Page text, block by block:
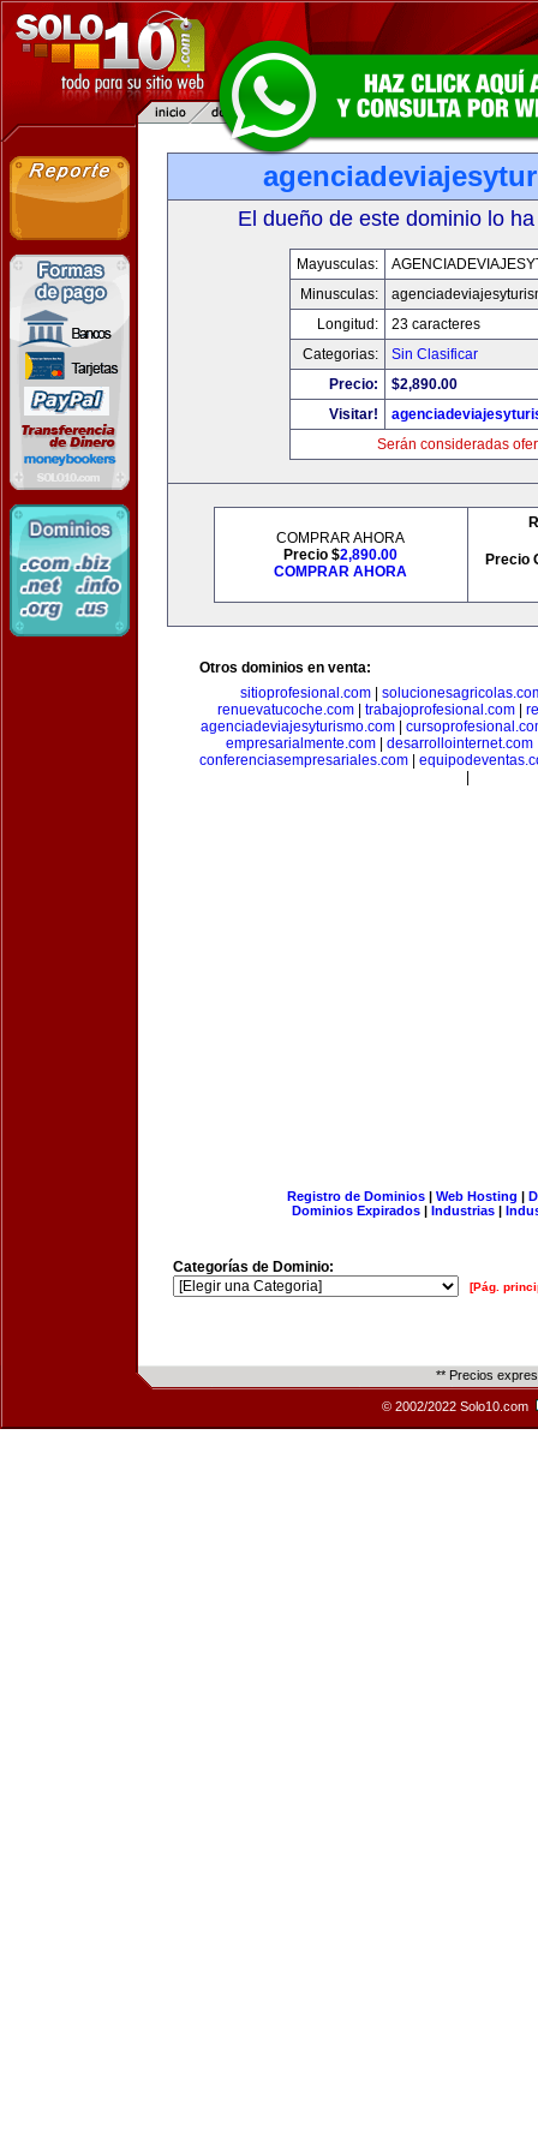
El dueño de este dominio lo
Mayusculas:
Minusculas:
Longitud:
23 caracteres
Categorias:
Sin Clasificar
Precio:
$2,890.00
Visitar!
Serán consideradas
COMPRAR AHORA
Precio $2,890.00
COMPRAR AHORA
Precio
Otros dominios en venta:
sitioprofesional.com
renuevatucoche.com
trabajoprofesional.com
agenciadeviajesyturismo.com
empresarialmente.com
desarrollointernet.com
conferenciasempresariales.com
Registro de Dominios| Web Hosting |
Dominios Expirados | Industrias |
Categorías de Dominio:
[Pág.
** Precios
© 2002/2022 Solo10.com